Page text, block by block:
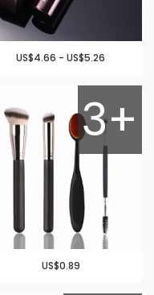
US$4.66 - US$5.26
3+
US$0.89